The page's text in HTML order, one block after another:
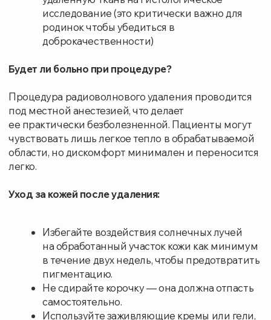
Запишитесь на консультацию к специалисту
прямо сейчас — мы подберём оптимальный
новообразований и позаботимся о здоровье
вашей кожи.
УСЛУГИ И ЦЕНЫ
папиллом, кератом) аппаратом Surgitron (1
шт)
Удаление новообразований (родинок,
папиллом, кератом) аппаратом Surgitron
5600